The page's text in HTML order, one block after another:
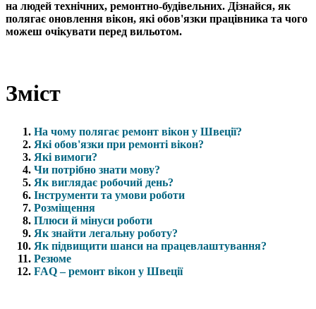
на людей технічних, ремонтно-будівельних. Дізнайся, як
полягає оновлення вікон, які обов'язки працівника та чого
можеш очікувати перед вильотом.
Зміст
На чому полягає ремонт вікон у Швеції?
Які обов'язки при ремонті вікон?
Які вимоги?
Чи потрібно знати мову?
Як виглядає робочий день?
Інструменти та умови роботи
Розміщення
Плюси й мінуси роботи
Як знайти легальну роботу?
Як підвищити шанси на працевлаштування?
Резюме
FAQ – ремонт вікон у Швеції